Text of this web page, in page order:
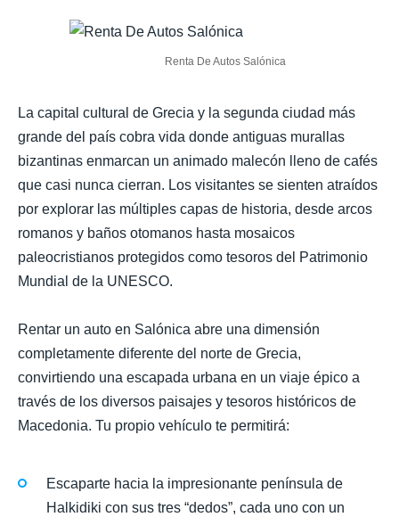
Renta De Autos Salónica
La capital cultural de Grecia y la segunda ciudad más
grande del país cobra vida donde antiguas murallas
bizantinas enmarcan un animado malecón lleno de cafés
que casi nunca cierran. Los visitantes se sienten atraídos
por explorar las múltiples capas de historia, desde arcos
romanos y baños otomanos hasta mosaicos
paleocristianos protegidos como tesoros del Patrimonio
Mundial de la UNESCO.
Rentar un auto en Salónica abre una dimensión
completamente diferente del norte de Grecia,
convirtiendo una escapada urbana en un viaje épico a
través de los diversos paisajes y tesoros históricos de
Macedonia. Tu propio vehículo te permitirá:
Escaparte hacia la impresionante península de
Halkidiki con sus tres “dedos”, cada uno con un